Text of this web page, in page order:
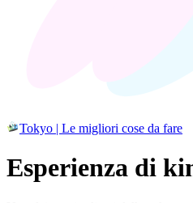
Tokyo | Le migliori cose da fare
Esperienza di